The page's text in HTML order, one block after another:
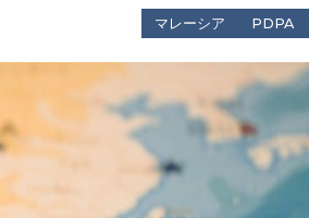
マレーシア PDPA